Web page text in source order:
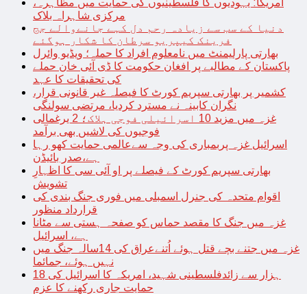
امریکا: یہودیوں کا فلسطینیوں کی حمایت میں مظاہرہ،
مرکزی شاہراہ بلاک
دنیا کے سب سے زیادہ رحم دل کہے جانےوالے جج
فرینک کیپریو سرطان کا شکار ہوگئے
بھارتی پارلیمنٹ میں نامعلوم افراد کا حملہ؛ ویڈیو وائرل
پاکستان کے مطالبے پر افغان حکومت کا ڈی آئی خان حملے
کی تحقیقات کا عہد
کشمیر پر بھارتی سپریم کورٹ کا فیصلہ غیر قانونی قرار،
نگران کابینہ نے مسترد کردیا، مرتضی سولنگی
غزہ میں مزید 10 اسرائیلی فوجی ہلاک؛ 2 یرغمالی
فوجیوں کی لاشیں بھی برآمد
اسرائیل غزہ پربمباری کی وجہ سےعالمی حمایت کھو رہا
ہے،صدر بائیڈن
بھارتی سپریم کورٹ کے فیصلے پر او آئی سی کا اظہارِ
تشویش
اقوام متحدہ کی جنرل اسمبلی میں فوری جنگ بندی کی
قرارداد منظور
غزہ میں جنگ کا مقصد حماس کو صفحہ ہستی سے مٹانا
ہے، اسرائیل
غزہ میں جتنے بچے قتل ہوئے اُتنےعراق کی 14سالہ جنگ میں
نہیں ہوئے، جمائما
18 ہزار سے زائدفلسطینی شہید، امریکہ کا اسرائیل کی
حمایت جاری رکھنے کا عزم